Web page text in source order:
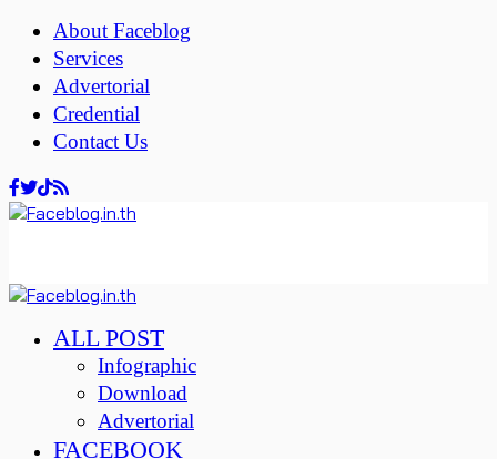
About Faceblog
Services
Advertorial
Credential
Contact Us
ALL POST
Infographic
Download
Advertorial
FACEBOOK